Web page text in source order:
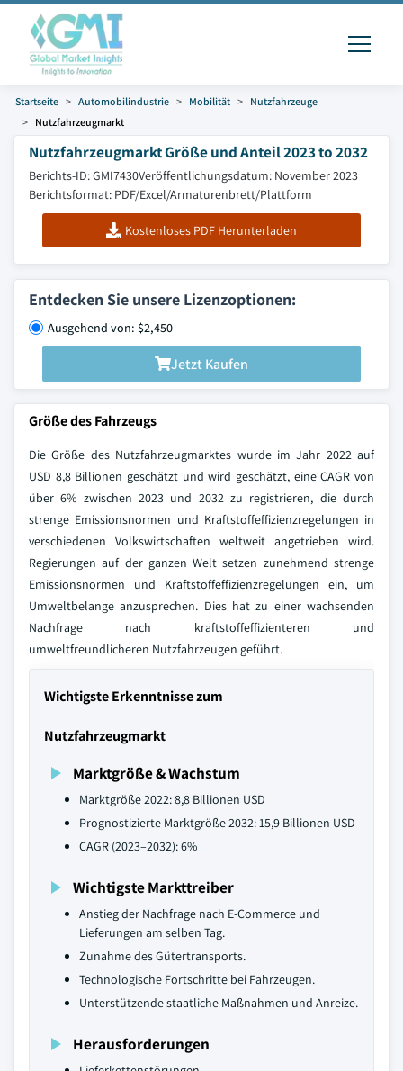
Startseite Automobilindustrie Mobilität
Nutzfahrzeuge
Nutzfahrzeugmarkt
Nutzfahrzeugmarkt Größe und Anteil 2023 to 2032
Berichts-ID: GMI7430Veröffentlichungsdatum: November 2023
Berichtsformat: PDF/Excel/Armaturenbrett/Plattform
Kostenloses PDF Herunterladen
Entdecken Sie unsere Lizenzoptionen:
Ausgehend von: $2,450
Jetzt Kaufen
Größe des Fahrzeugs
Die Größe des Nutzfahrzeugmarktes wurde im Jahr 2022 auf
USD 8,8 Billionen geschätzt und wird geschätzt, eine CAGR von
über 6% zwischen 2023 und 2032 zu registrieren, die durch
strenge Emissionsnormen und Kraftstoffeffizienzregelungen in
verschiedenen Volkswirtschaften weltweit angetrieben wird.
Regierungen auf der ganzen Welt setzen zunehmend strenge
Emissionsnormen und Kraftstoffeffizienzregelungen ein, um
Umweltbelange anzusprechen. Dies hat zu einer wachsenden
Nachfrage nach kraftstoffeffizienteren und
umweltfreundlicheren Nutzfahrzeugen geführt.
Wichtigste Erkenntnisse zum
Nutzfahrzeugmarkt
Marktgröße & Wachstum
Marktgröße 2022: 8,8 Billionen USD
Prognostizierte Marktgröße 2032: 15,9 Billionen USD
CAGR (2023–2032): 6%
Wichtigste Markttreiber
Anstieg der Nachfrage nach E-Commerce und
Lieferungen am selben Tag.
Zunahme des Gütertransports.
Technologische Fortschritte bei Fahrzeugen.
Unterstützende staatliche Maßnahmen und Anreize.
Herausforderungen